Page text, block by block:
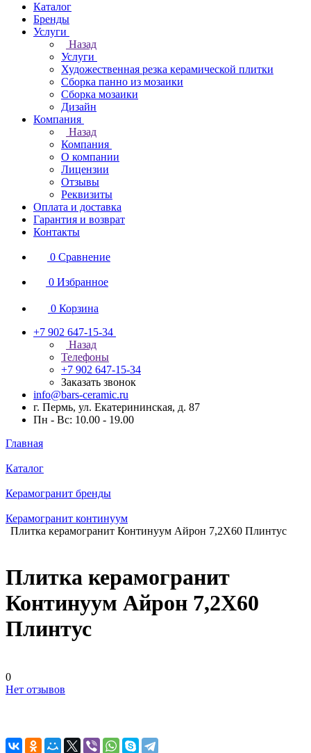
Каталог
Бренды
Услуги
Назад
Услуги
Художественная резка керамической плитки
Сборка панно из мозаики
Сборка мозаики
Дизайн
Компания
Назад
Компания
О компании
Лицензии
Отзывы
Реквизиты
Оплата и доставка
Гарантия и возврат
Контакты
0 Сравнение
0 Избранное
0 Корзина
+7 902 647-15-34
Назад
Телефоны
+7 902 647-15-34
Заказать звонок
info@bars-ceramic.ru
г. Пермь, ул. Екатерининская, д. 87
Пн - Вс: 10.00 - 19.00
Главная
Каталог
Керамогранит бренды
Керамогранит континуум
Плитка керамогранит Континуум Айрон 7,2X60 Плинтус
Плитка керамогранит
Континуум Айрон 7,2X60
Плинтус
0
Нет отзывов